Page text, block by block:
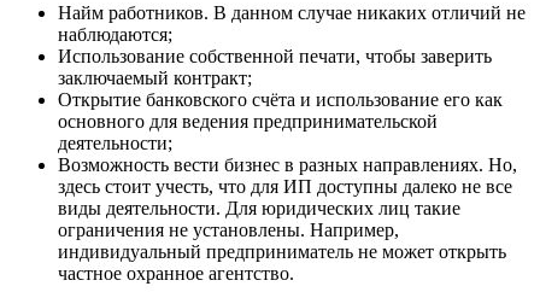
Найм работников. В данном случае никаких отличий не
наблюдаются;
Использование собственной печати, чтобы заверить
заключаемый контракт;
Открытие банковского счёта и использование его как
основного для ведения предпринимательской
деятельности;
Возможность вести бизнес в разных направлениях. Но,
здесь стоит учесть, что для ИП доступны далеко не все
виды деятельности. Для юридических лиц такие
ограничения не установлены. Например,
индивидуальный предприниматель не может открыть
частное охранное агентство.